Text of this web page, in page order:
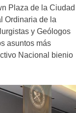
Plaza de la Ciudad
Ordinaria de la
y Geólogos
asuntos más
Nacional bienio